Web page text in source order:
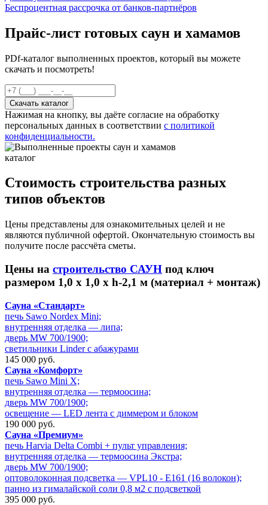
Беспроцентная рассрочка от банков-партнёров
Прайс-лист готовых саун и хамамов
PDf-каталог выполненных проектов, который вы можете
скачать и посмотреть!
Нажимая на кнопку, вы даёте согласие на обработку
персональных данных в соответствии с политикой
конфиденциальности.
каталог
Стоимость строительства разных
типов объектов
Цены представлены для ознакомительных целей и не
являются публичной офертой. Окончательную стоимость вы
получите после рассчёта сметы.
Цены на строительство САУН под ключ
размером 1,0 х 1,0 х h-2,1 м (материал + монтаж)
Сауна «Стандарт»
печь Sawo Nordex Mini;
внутренняя отделка — липа;
дверь MW 700/1900;
светильники Linder с абажурами
145 000 руб.
Сауна «Комфорт»
печь Sawo Mini X;
внутренняя отделка — термоосина;
дверь MW 700/1900;
освещение — LED лента с диммером и блоком
190 000 руб.
Сауна «Премиум»
печь Harvia Delta Combi + пульт управления;
внутренняя отделка — термоосина Экстра;
дверь MW 700/1900;
оптоволоконная подсветка — VPL10 - E161 (16 волокон);
панно из гималайской соли 0,8 м2 с подсветкой
395 000 руб.